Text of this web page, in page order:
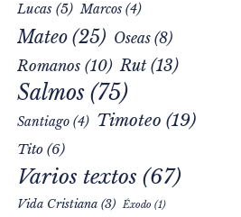
Lucas (5) Marcos(4)
Mateo(25) Oseas(8)
Romanos(10) Rut(13)
Salmos(75)
Santiago(4) Timoteo (19)
Tito(6)
Varios textos (67)
Vida Cristiana(3) Éxodo (1)